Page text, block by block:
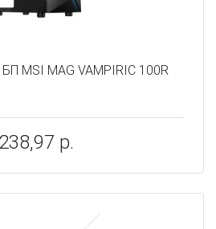
MSI MAG VAMPIRIC 100R
238,97 р.